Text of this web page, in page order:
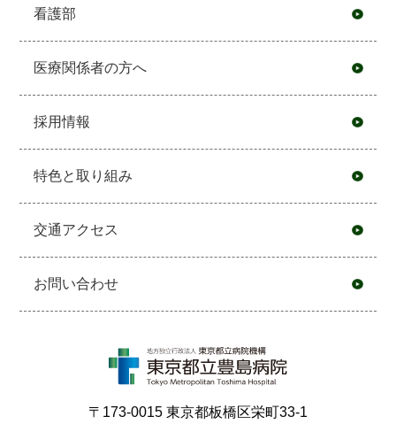
看護部
医療関係者の方へ
採用情報
特色と取り組み
交通アクセス
お問い合わせ
〒173-0015 東京都板橋区栄町33-1